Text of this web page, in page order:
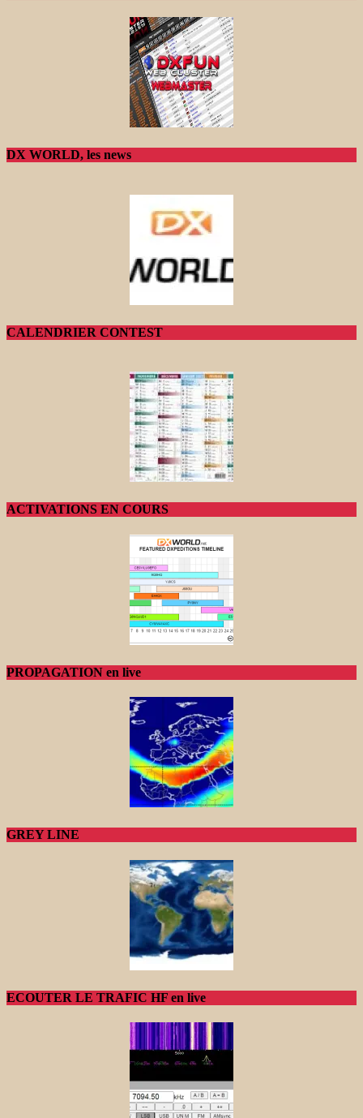
DX WORLD, les news
CALENDRIER CONTEST
ACTIVATIONS EN COURS
PROPAGATION en live
GREY LINE
ECOUTER LE TRAFIC HF en live